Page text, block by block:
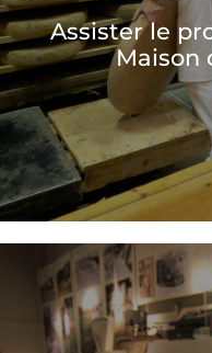
Assister le
Maison